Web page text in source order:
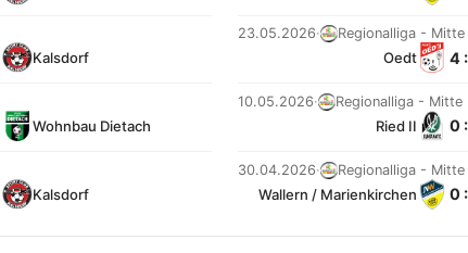
Kalsdorf
Wohnbau Dietach
Kalsdorf
23.05.2026· Regionalliga - Mitte
Oedt 4
10.05.2026· Regionalliga - Mitte
Ried II 0
30.04.2026· Regionalliga - Mitte
Wallern / Marienkirchen 0